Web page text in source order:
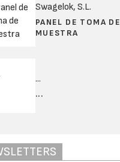
Swagelok, S.L.
PANEL DE TOMA DE
MUESTRA
...
...